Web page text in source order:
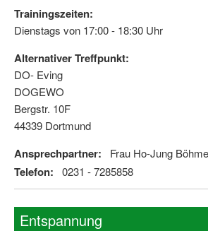
Trainingszeiten:
Dienstags von 17:00 - 18:30 Uhr
Alternativer Treffpunkt:
DO- Eving
DOGEWO
Bergstr. 10F
44339 Dortmund
Ansprechpartner: Frau Ho-Jung
Telefon: 0231 - 7285858
Entspannung